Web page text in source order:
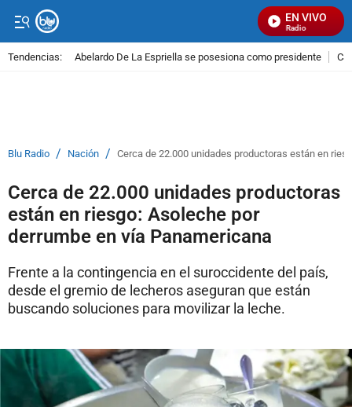
EN VIVO
Señal Visual Radio
Tendencias: Abelardo De La Espriella se posesiona como presidente
Blu Radio / Nación / Cerca de 22.000 unidades productoras están en
Cerca de 22.000 unidades productoras
están en riesgo: Asoleche por
derrumbe en vía Panamericana
Frente a la contingencia en el suroccidente del país,
desde el gremio de lecheros aseguran que están
buscando soluciones para movilizar la leche.